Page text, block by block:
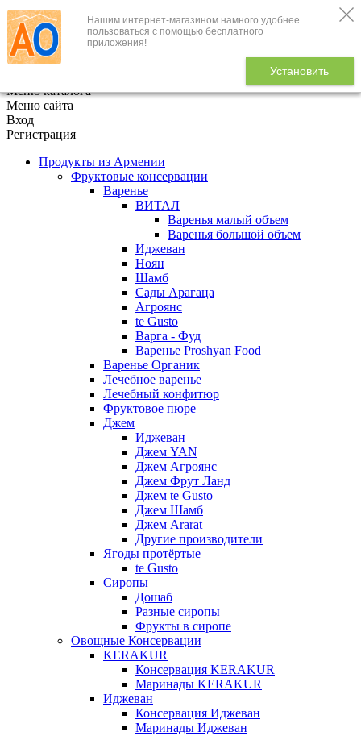
Нашим интернет-магазином намного удобнее
пользоваться с помощью бесплатного
приложения!
Установить
+7 (495) 646-888-1
В корзине
Меню каталога
Меню сайта
Вход
Регистрация
Продукты из Армении
Фруктовые консервации
Варенье
ВИТАЛ
Варенья малый объем
Варенья большой объем
Иджеван
Ноян
Шамб
Сады Арагаца
Агроянс
te Gusto
Варга - Фуд
Варенье Proshyan Food
Варенье Органик
Лечебное варенье
Лечебный конфитюр
Фруктовое пюре
Джем
Иджеван
Джем YAN
Джем Агроянс
Джем Фрут Ланд
Джем te Gusto
Джем Шамб
Джем Ararat
Другие производители
Ягоды протёртые
te Gusto
Сиропы
Дошаб
Разные сиропы
Фрукты в сиропе
Овощные Консервации
KERAKUR
Консервация KERAKUR
Маринады KERAKUR
Иджеван
Консервация Иджеван
Маринады Иджеван